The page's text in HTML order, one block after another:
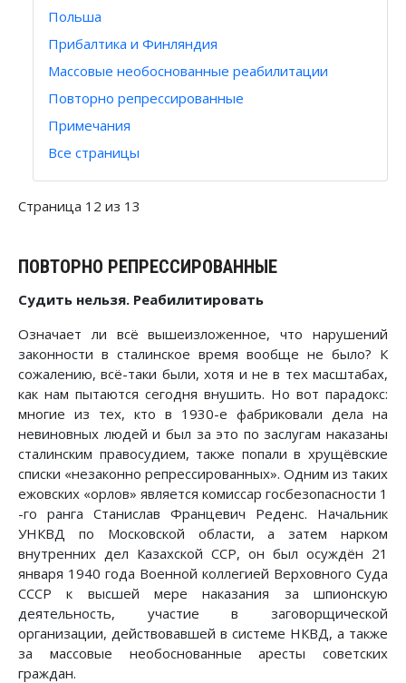
Польша
Прибалтика и Финляндия
Массовые необоснованные реабилитации
Повторно репрессированные
Примечания
Все страницы
Страница 12 из 13
ПОВТОРНО РЕПРЕССИРОВАННЫЕ
Судить нельзя. Реабилитировать
Означает ли всё вышеизложенное, что нарушений
законности в сталинское время вообще не было? К
сожалению, всё-таки были, хотя и не в тех масштабах,
как нам пытаются сегодня внушить. Но вот парадокс:
многие из тех, кто в 1930-е фабриковали дела на
невиновных людей и был за это по заслугам наказаны
сталинским правосудием, также попали в хрущёвские
списки «незаконно репрессированных». Одним из таких
ежовских «орлов» является комиссар госбезопасности 1
-го ранга Станислав Францевич Реденс. Начальник
УНКВД по Московской области, а затем нарком
внутренних дел Казахской ССР, он был осуждён 21
января 1940 года Военной коллегией Верховного Суда
СССР к высшей мере наказания за шпионскую
деятельность, участие в заговорщической
организации, действовавшей в системе НКВД, а также
за массовые необоснованные аресты советских
граждан.